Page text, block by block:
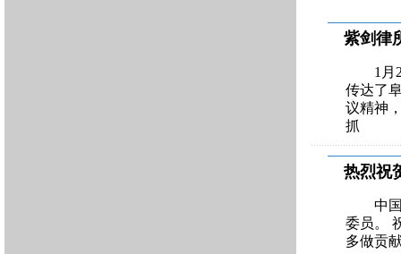
紫剑律
1月
传达了
议精神
抓
热烈祝
中
委员。
多做贡